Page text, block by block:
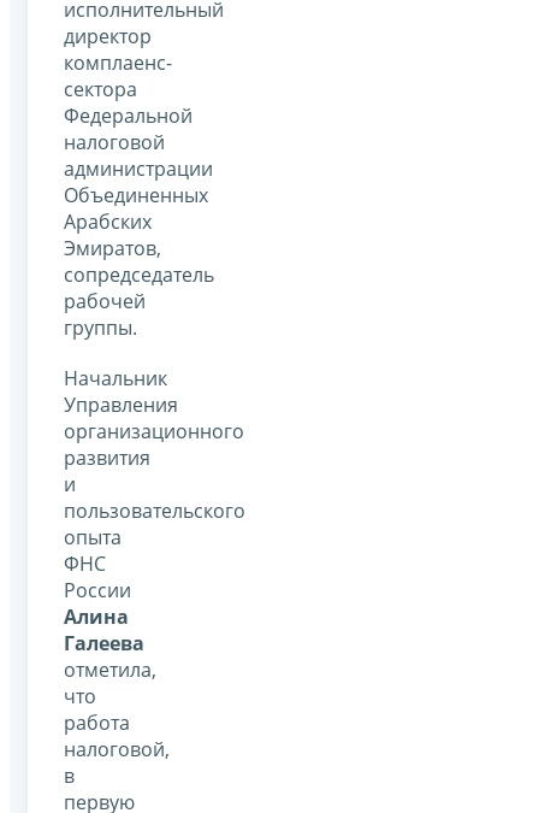
исполнительный
директор
комплаенс-
сектора
Федеральной
налоговой
администрации
Объединенных
Арабских
Эмиратов,
сопредседатель
рабочей
группы.
Начальник
Управления
организационного
развития
и
пользовательского
опыта
ФНС
России
Алина
Галеева
отметила,
что
работа
налоговой,
в
первую